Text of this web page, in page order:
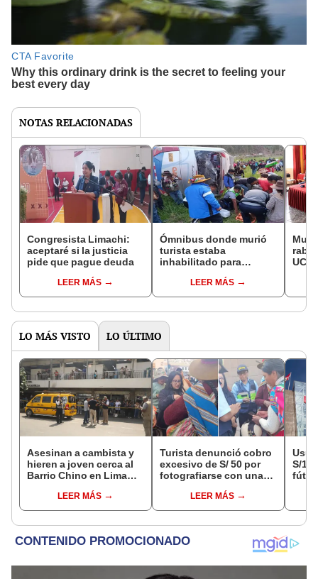
NOTAS RELACIONADAS
Congresista Limachi:
aceptaré si la justicia
pide que pague deuda
LEER MÁS
Ómnibus donde murió
turista estaba
inhabilitado para
LEER MÁS
UCI
LO MÁS VISTO LO ÚLTIMO
Asesinan a cambista y
hieren a joven cerca al
Barrio Chino en Lima
sospechoso detenido
LEER MÁS
Turista denunció cobro
excesivo de S/ 50 por
fotografiarse con una
Serenazgo recuperó el
dinero
LEER MÁS
S/